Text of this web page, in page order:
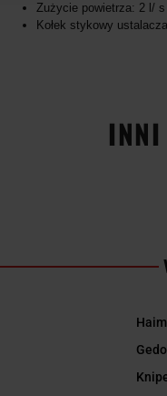
Zużycie powietrza: 2 l/ s
Kołek stykowy